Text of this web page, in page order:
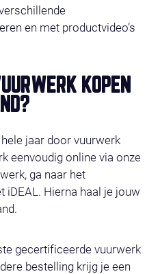
en met productvideo’s
KOPEN
jaar door vuurwerk
eenvoudig online via onze
ga naar het
iDEAL. Hierna haal je jouw
gecertificeerde vuurwerk
bestelling krijg je een